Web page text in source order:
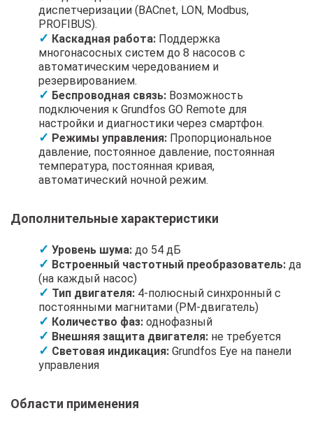
диспетчеризации (BACnet, LON, Modbus,
PROFIBUS).
Каскадная работа: Поддержка
многонасосных систем до 8 насосов с
автоматическим чередованием и
резервированием.
Беспроводная связь: Возможность
подключения к Grundfos GO Remote для
настройки и диагностики через смартфон.
Режимы управления: Пропорциональное
давление, постоянное давление, постоянная
температура, постоянная кривая,
автоматический ночной режим.
Дополнительные характеристики
Уровень шума: до 54 дБ
Встроенный частотный преобразователь: да
(на каждый насос)
Тип двигателя: 4-полюсный синхронный с
постоянными магнитами (PM-двигатель)
Количество фаз: однофазный
Внешняя защита двигателя: не требуется
Световая индикация: Grundfos Eye на панели
управления
Области применения